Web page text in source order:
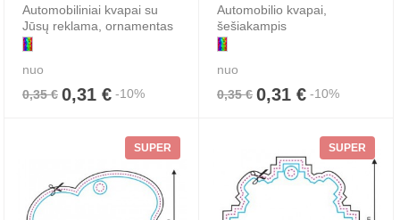
Automobiliniai kvapai su
Jūsų reklama, ornamentas
nuo
0,35 € 0,31 € -10%
Automobilio kvapai,
šešiakampis
nuo
0,35 € 0,31 € -10%
SUPER SUPER